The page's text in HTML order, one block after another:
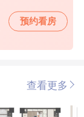
预约看房
查看更多